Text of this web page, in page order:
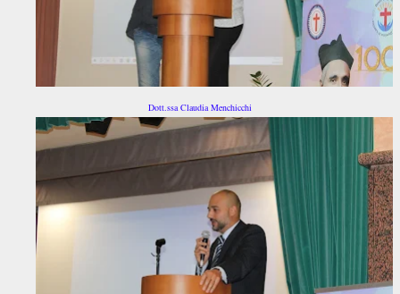
Dott.ssa Claudia Menchicchi